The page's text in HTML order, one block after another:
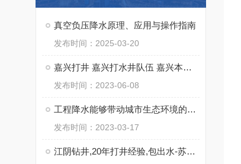
真空负压降水原理、应用与操作指南
发布时间：2025-03-20
嘉兴打井 嘉兴打水井队伍 嘉兴本地打水井钻井队
发布时间：2023-06-08
工程降水能够带动城市生态环境的优化
发布时间：2023-03-17
江阴钻井,20年打井经验,包出水-苏州通泉钻井工程有限公司